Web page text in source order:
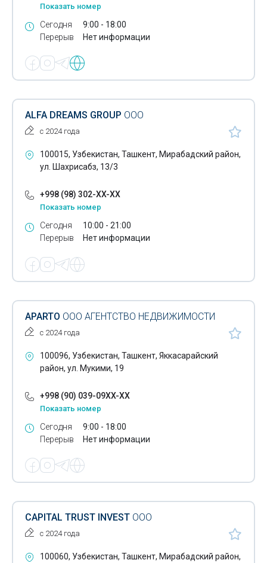
Показать номер
Сегодня
Перерыв
9:00 - 18:00
Нет информации
ALFA DREAMS GROUP ООО
с 2024 года
100015, Узбекистан, Ташкент, Мирабадский район,
ул. Шахрисабз, 13/3
+998 (98) 302-XX-XX
Показать номер
Сегодня
Перерыв
10:00 - 21:00
Нет информации
APARTO ООО АГЕНТСТВО НЕДВИЖИМОСТИ
с 2024 года
100096, Узбекистан, Ташкент, Яккасарайский
район, ул. Мукими, 19
+998 (90) 039-09XX-XX
Показать номер
Сегодня
Перерыв
9:00 - 18:00
Нет информации
CAPITAL TRUST INVEST ООО
с 2024 года
100060, Узбекистан, Ташкент, Мирабадский район,